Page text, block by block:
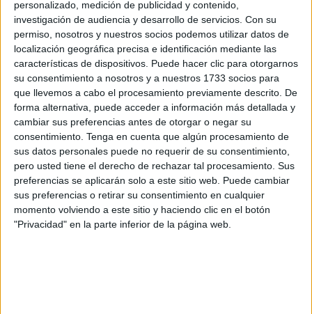
personalizado, medición de publicidad y contenido,
investigación de audiencia y desarrollo de servicios. Con su
permiso, nosotros y nuestros socios podemos utilizar datos de
localización geográfica precisa e identificación mediante las
características de dispositivos. Puede hacer clic para otorgarnos
su consentimiento a nosotros y a nuestros 1733 socios para
que llevemos a cabo el procesamiento previamente descrito. De
forma alternativa, puede acceder a información más detallada y
cambiar sus preferencias antes de otorgar o negar su
consentimiento. Tenga en cuenta que algún procesamiento de
sus datos personales puede no requerir de su consentimiento,
pero usted tiene el derecho de rechazar tal procesamiento. Sus
preferencias se aplicarán solo a este sitio web. Puede cambiar
sus preferencias o retirar su consentimiento en cualquier
momento volviendo a este sitio y haciendo clic en el botón
"Privacidad" en la parte inferior de la página web.
Jerusalén no puede ni siquiera visitar. ¿Yo tengo derecho
a regresar después de dos mil años, pero Hanna que
nació ahí, no puede volver después de 70?
Toda la población esta miserablemente hacinada en lo
que es conocido como “la prisión al aire libre más grande
del mundo” y eso es lo que es.
No tienen que apoyar a Hamas para apoyar los derechos
de los palestinos. Piensa en lo peor que Hamas ha hecho
y multiplícalo por mil, y ni así se asemeja la represión y la
masacre ejercida por el estado de Israel.
Si ves la prensa occidental, cuando civiles Myanmar o en